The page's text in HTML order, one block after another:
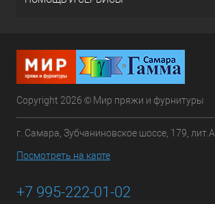
Copyright 2026 © Мир пряжи и фурнитуры
г. Самара, Зубчаниновское шоссе, 179, лит.А
Посмотреть на карте
+7 995-222-01-02